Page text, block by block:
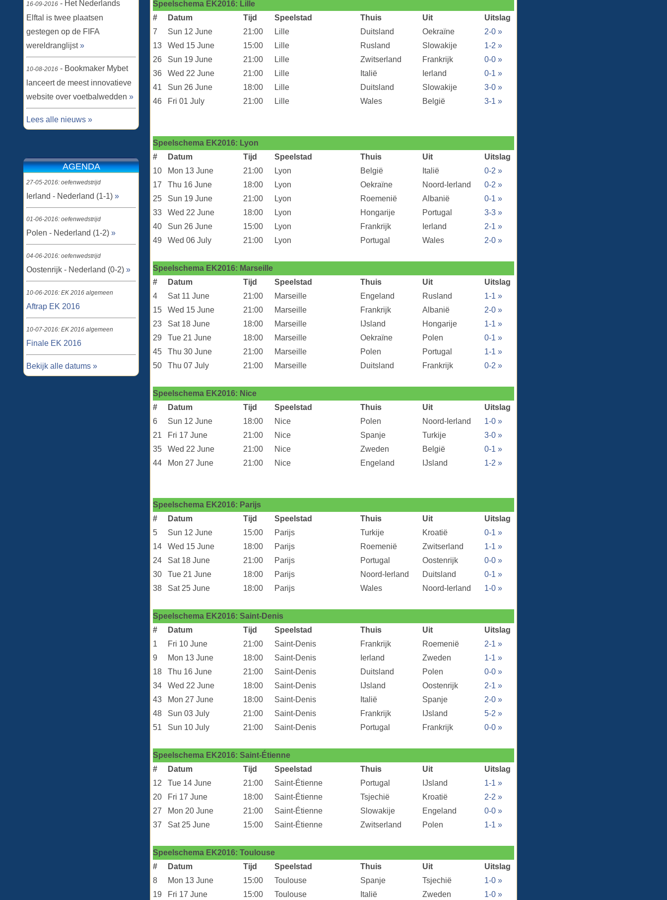
Speelschema EK2016: Lille
#
Datum Tijd Speelstad Thuis Uit
Uitslag
7
Sun 12 June 21:00 Lille Duitsland Oekraïne
2-0 »
13
Wed 15 June 15:00 Lille Rusland Slowakije
1-2 »
26
Sun 19 June 21:00 Lille Zwitserland Frankrijk
0-0 »
36
Wed 22 June 21:00 Lille Italië Ierland
0-1 »
41
Sun 26 June 18:00 Lille Duitsland Slowakije
3-0 »
46
Fri 01 July 21:00 Lille Wales België 3-1 »
Speelschema EK2016: Lyon
#
Datum Tijd Speelstad Thuis Uit
Uitslag
10
Mon 13 June 21:00 Lyon België Italië
0-2 »
17
Thu 16 June 18:00 Lyon Oekraïne Noord-Ierland
0-2 »
25
Sun 19 June 21:00 Lyon Roemenië Albanië
0-1 »
33
Wed 22 June 18:00 Lyon Hongarije Portugal
3-3 »
40
Sun 26 June 15:00 Lyon Frankrijk Ierland
2-1 »
49
Wed 06 July 21:00 Lyon Portugal Wales 2-0 »
Speelschema EK2016: Marseille
#
Datum Tijd Speelstad Thuis Uit
Uitslag
4
Sat 11 June 21:00 Marseille Engeland Rusland
1-1 »
15
Wed 15 June 21:00 Marseille Frankrijk Albanië
2-0 »
23
Sat 18 June 18:00 Marseille IJsland Hongarije
1-1 »
29
Tue 21 June 18:00 Marseille Oekraïne Polen
0-1 »
45
Thu 30 June 21:00 Marseille Polen Portugal
1-1 »
50
Thu 07 July 21:00 Marseille Duitsland Frankrijk 0-2 »
Speelschema EK2016: Nice
#
Datum Tijd Speelstad Thuis Uit
Uitslag
6
Sun 12 June 18:00 Nice Polen Noord-Ierland
1-0 »
21
Fri 17 June 21:00 Nice Spanje Turkije
3-0 »
35
Wed 22 June 21:00 Nice Zweden België
0-1 »
44
Mon 27 June 21:00 Nice Engeland IJsland 1-2 »
Speelschema EK2016: Parijs
#
Datum Tijd Speelstad Thuis Uit
Uitslag
5
Sun 12 June 15:00 Parijs Turkije Kroatië
0-1 »
14
Wed 15 June 18:00 Parijs Roemenië Zwitserland
1-1 »
24
Sat 18 June 21:00 Parijs Portugal Oostenrijk
0-0 »
30
Tue 21 June 18:00 Parijs Noord-Ierland Duitsland
0-1 »
38
Sat 25 June 18:00 Parijs Wales Noord-Ierland 1-0 »
Speelschema EK2016: Saint-Denis
#
Datum Tijd Speelstad Thuis Uit
Uitslag
1
Fri 10 June 21:00 Saint-Denis Frankrijk Roemenië
2-1 »
9
Mon 13 June 18:00 Saint-Denis Ierland Zweden
1-1 »
18
Thu 16 June 21:00 Saint-Denis Duitsland Polen
0-0 »
34
Wed 22 June 18:00 Saint-Denis IJsland Oostenrijk
2-1 »
43
Mon 27 June 18:00 Saint-Denis Italië Spanje
2-0 »
48
Sun 03 July 21:00 Saint-Denis Frankrijk IJsland
5-2 »
51
Sun 10 July 21:00 Saint-Denis Portugal Frankrijk 0-0 »
Speelschema EK2016: Saint-Étienne
#
Datum Tijd Speelstad Thuis Uit
Uitslag
12
Tue 14 June 21:00 Saint-Étienne Portugal IJsland
1-1 »
20
Fri 17 June 18:00 Saint-Étienne Tsjechië Kroatië
2-2 »
27
Mon 20 June 21:00 Saint-Étienne Slowakije Engeland
0-0 »
37
Sat 25 June 15:00 Saint-Étienne Zwitserland Polen 1-1 »
Speelschema EK2016: Toulouse
#
Datum Tijd Speelstad Thuis Uit
Uitslag
8
Mon 13 June 15:00 Toulouse Spanje Tsjechië
1-0 »
19
Fri 17 June 15:00 Toulouse Italië Zweden
1-0 »
16-09-2016 - Het Nederlands
Elftal is twee plaatsen
gestegen op de FIFA
wereldranglijst»
10-08-2016 - Bookmaker Mybet
lanceert de meest innovatieve
website over voetbalwedden »
Lees alle nieuws »
AGENDA
27-05-2016: oefenwedstrijd
Ierland - Nederland (1-1) »
01-06-2016: oefenwedstrijd
Polen - Nederland (1-2) »
04-06-2016: oefenwedstrijd
Oostenrijk - Nederland (0-2) »
10-06-2016: EK 2016 algemeen
Aftrap EK 2016
10-07-2016: EK 2016 algemeen
Finale EK 2016
Bekijk alle datums »